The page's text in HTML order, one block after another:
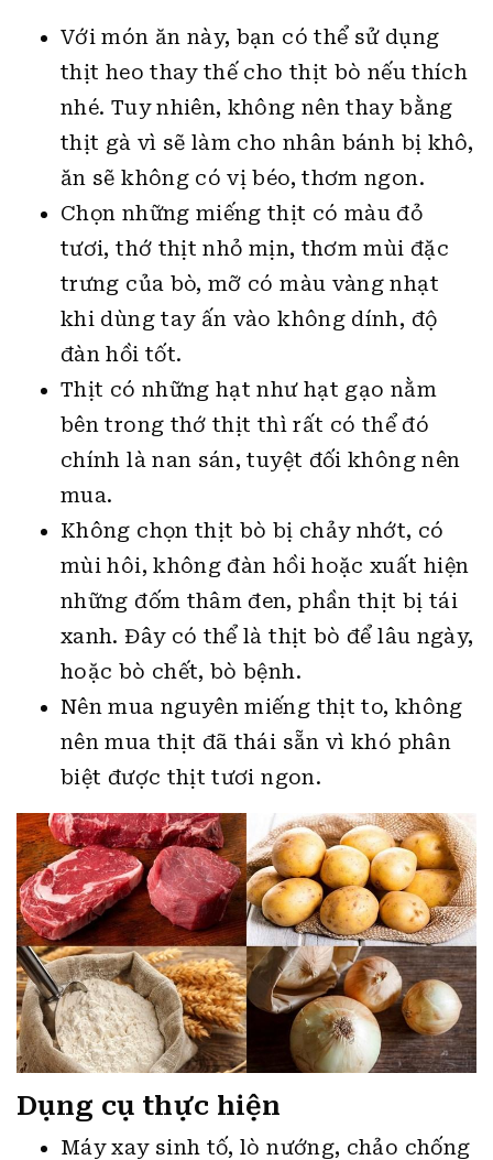
Với món ăn này, bạn có thể sử dụng
thịt heo thay thế cho thịt bò nếu thích
nhé. Tuy nhiên, không nên thay bằng
thịt gà vì sẽ làm cho nhân bánh bị khô,
ăn sẽ không có vị béo, thơm ngon.
Chọn những miếng thịt có màu đỏ
tươi, thớ thịt nhỏ mịn, thơm mùi đặc
trưng của bò, mỡ có màu vàng nhạt
khi dùng tay ấn vào không dính, độ
đàn hồi tốt.
Thịt có những hạt như hạt gạo nằm
bên trong thớ thịt thì rất có thể đó
chính là nan sán, tuyệt đối không nên
mua.
Không chọn thịt bò bị chảy nhớt, có
mùi hôi, không đàn hồi hoặc xuất hiện
những đốm thâm đen, phần thịt bị tái
xanh. Đây có thể là thịt bò để lâu ngày,
hoặc bò chết, bò bệnh.
Nên mua nguyên miếng thịt to, không
nên mua thịt đã thái sẵn vì khó phân
biệt được thịt tươi ngon.
Dụng cụ thực hiện
Máy xay sinh tố, lò nướng, chảo chống